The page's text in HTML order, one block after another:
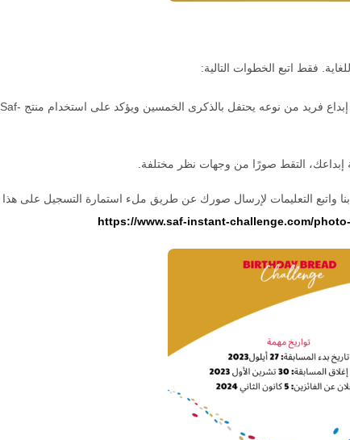
فقط اتبع الخطوات التالية:
كيف تصنع تحفتك الفنية: استخدم إبداعك لإنشاء إبداع فريد من نوعه يحتفل بالذكرى الخمسين ويؤكد على استخدام منتج Saf-
إبداعك، التقط صورًا من وجهات نظر مختلفة.
واتبع التعليمات لإرسال صورك عن طريق ملء استمارة التسجيل على هذا
https://www.saf-instant-challenge.com/